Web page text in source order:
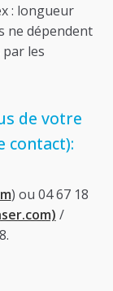
: longueur
ne dépendent
les
de votre
contact):
) ou 04 67 18
/